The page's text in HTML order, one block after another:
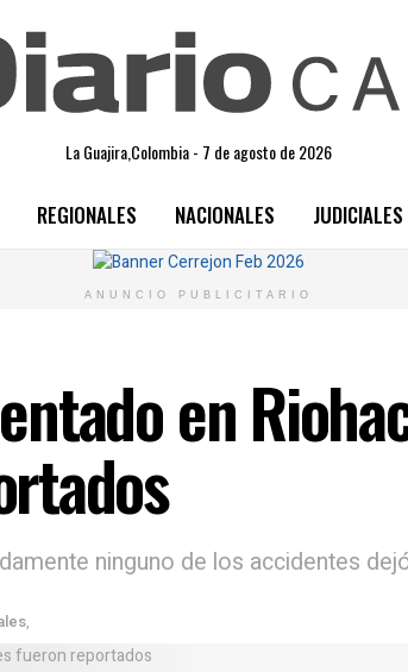
La Guajira,Colombia - 7 de agosto de 2026
REGIONALES NACIONALES JUDICIALES
ANUNCIO PUBLICITARIO
en
ninguno de los accidentes
,